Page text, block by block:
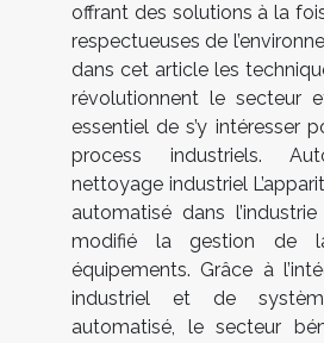
offrant des solutions à la
respectueuses de
dans cet article les
révolutionnent le secteur
essentiel de s’y intéresser
process industriels.
nettoyage industriel
automatisé dans
modifié la gestion de
équipements. Grâce à
industriel et de
automatisé, le secteur